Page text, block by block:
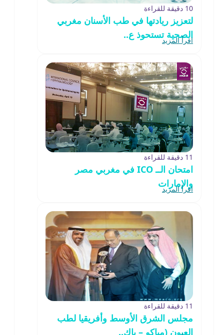
10 دقيقة للقراءة
لتعزيز ريادتها في طب الأسنان مغربي
الصحية تستحوذ ع..
اقرأ المزيد
11 دقيقة للقراءة
امتحان الــ ICO في مغربي مصر
والإمارات
اقرأ المزيد
11 دقيقة للقراءة
مجلس الشرق الأوسط وأفريقيا لطب
العيون (مياكو – باك..